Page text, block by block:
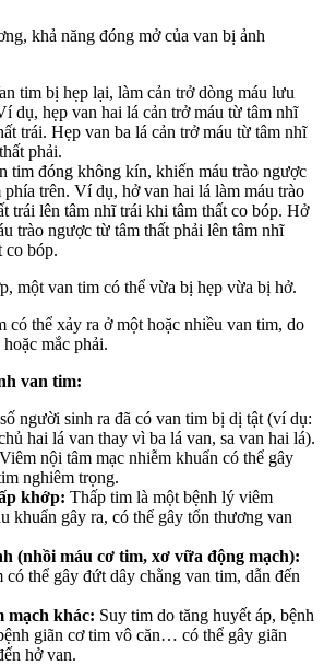
khả năng đóng mở của van bị ảnh
tim bị hẹp lại, làm cản trở dòng máu lưu
dụ, hẹp van hai lá cản trở máu từ tâm nhĩ
trái. Hẹp van ba lá cản trở máu từ tâm nhĩ
phải.
tim đóng không kín, khiến máu trào ngược
trên. Ví dụ, hở van hai lá làm máu trào
trái lên tâm nhĩ trái khi tâm thất co bóp. Hở
trào ngược từ tâm thất phải lên tâm nhĩ
co bóp.
một van tim có thể vừa bị hẹp vừa bị hở.
có thể xảy ra ở một hoặc nhiều van tim, do
mắc phải.
van tim:
người sinh ra đã có van tim bị dị tật (ví dụ:
hai lá van thay vì ba lá van, sa van hai lá).
Viêm nội tâm mạc nhiễm khuẩn có thể gây
nghiêm trọng.
khớp: Thấp tim là một bệnh lý viêm
khuẩn gây ra, có thể gây tổn thương van
(nhồi máu cơ tim, xơ vữa động mạch):
thể gây đứt dây chằng van tim, dẫn đến
mạch khác: Suy tim do tăng huyết áp, bệnh
giãn cơ tim vô căn… có thể gây giãn
hở van.